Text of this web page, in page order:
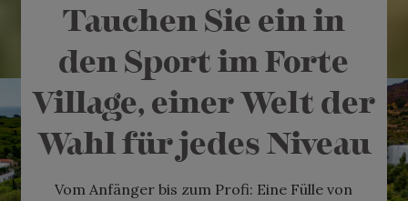
Tauchen Sie ein in
den Sport im Forte
Village, einer Welt der
Wahl für jedes Niveau
Vom Anfänger bis zum Profi: Eine Fülle von